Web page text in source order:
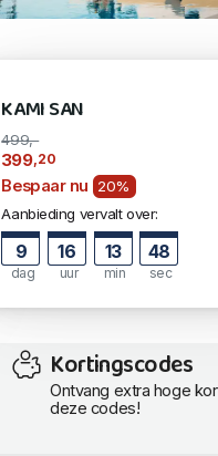
KAMI SAN
499,-
399 ,20
Bespaar nu
20%
Aanbieding vervalt over:
9
dag
16
uur
13
min
47
sec
Kortingscodes
Ontvang extra hoge
deze codes!